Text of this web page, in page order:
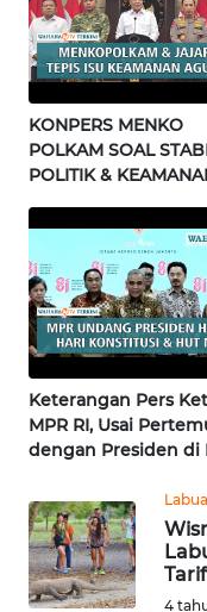
KONPERS MENKO
POLKAM SOAL
POLITIK &
Terkini
Keterangan Pers
MPR RI, Usai
dengan Presiden di
4
WN
LAMPUNG
WN
JATENG
WN
NUSANTARA
WN
JOGJA
WN
JATIM
BALI
WN
KALBAR